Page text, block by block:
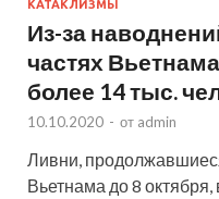
КАТАКЛИЗМЫ
Из-за
частях
более 14 тыс.
10.10.2020 - от admin
Ливни,
Вьетнама до 8